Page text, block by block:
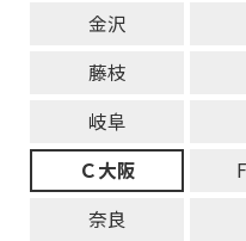
金沢
藤枝
岐阜
Ｃ大阪
奈良